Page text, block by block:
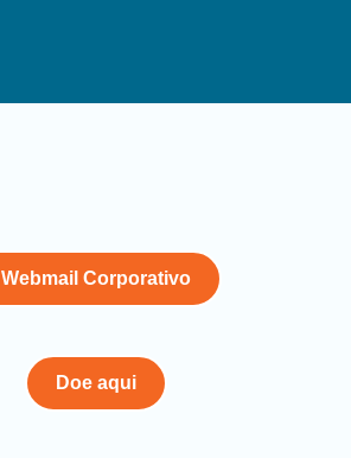
Webmail Corporativo
Doe aqui